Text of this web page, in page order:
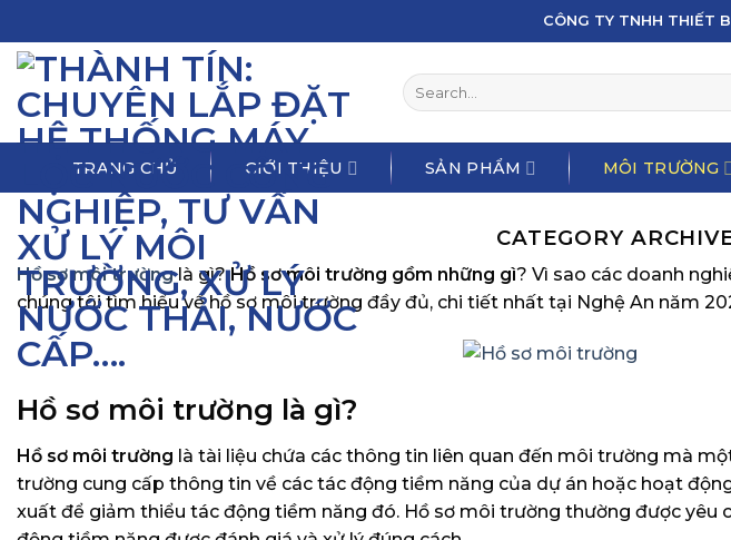
to
content
CÔNG TY TNHH THIẾT
Search
for:
TRANG CHỦ GIỚI THIỆU SẢN PHẨM MÔI TRƯỜNG
CATEGORY
Hồ sơ môi trườnglà gì?Hồ sơ môi trường gồm những gì? Vì sao các doanh
chúng tôi tìm hiểu về hồ sơ môi trường đầy đủ, chi tiết nhất tại Nghệ An năm
Hồ sơ môi trường là gì?
Hồ sơ môi trường là tài liệu chứa các thông tin liên quan đến môi trường mà
trường cung cấp thông tin về các tác động tiềm năng của dự án hoặc hoạt
xuất để giảm thiểu tác động tiềm năng đó. Hồ sơ môi trường thường được